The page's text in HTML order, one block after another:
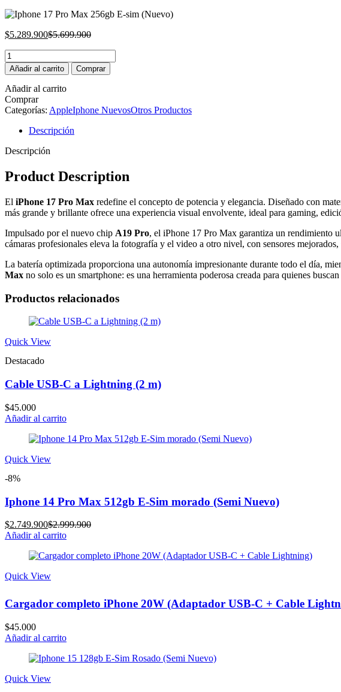
$5.289.900Current
$5.289.900.
$5.699.900Original
$5.699.900.
Iphone
17
Pro
Max
256gb
E-
(Nuevo)
Añadir al carrito Comprar
Añadir al carrito
Comprar
Categorías: AppleIphone NuevosOtros Productos
Descripción
Descripción
Product Description
El iPhone 17 Pro Max redefine el concepto de potencia y elegancia. Diseñado con
más grande y brillante ofrece una experiencia visual envolvente, ideal para gaming,
Impulsado por el nuevo chip A19 Pro, el iPhone 17 Pro Max garantiza un rendimiento
cámaras profesionales eleva la fotografía y el video a otro nivel, con sensores
La batería optimizada proporciona una autonomía impresionante durante todo el día,
Max no solo es un smartphone: es una herramienta poderosa creada para quienes
Productos relacionados
Quick View
Destacado
Cable USB-C a Lightning (2 m)
$45.000
Añadir al carrito
Quick View
-8%
Iphone 14 Pro Max 512gb E-Sim morado (Semi Nuevo)
$2.749.900Current
price
$2.749.900.
$2.999.900Original
$2.999.900.
Añadir al carrito
Quick View
Cargador completo iPhone 20W (Adaptador USB-C + Cable
$45.000
Añadir al carrito
Quick View